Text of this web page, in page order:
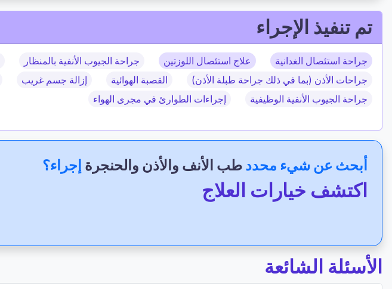
تم تنفيذ الإجراء
جراحة استئصال الغدانية علاج استئصال اللوزتين جراحة الجيوب الأنفية بالمنظار
جراحات الأذن (بما في ذلك جراحة طبلة الأذن)
القصبة الهوائية إزالة جسم غريب
جراحة الجيوب الأنفية الوظيفية
إجراءات الطوارئ في مجرى الهواء
أبحث عن شيء محدد طب الأنف والأذن والحنجرة إجراء؟
اكتشف خيارات العلاج
الأسئلة الشائعة